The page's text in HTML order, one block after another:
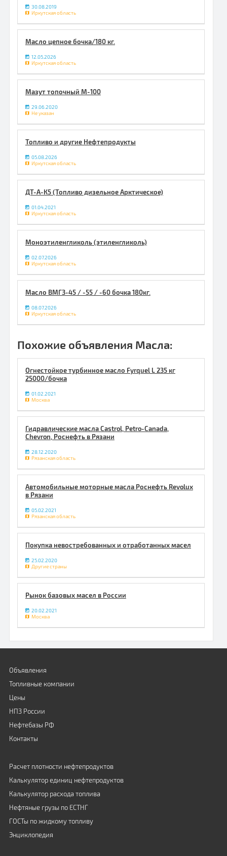
30.08.2019
Иркутская область
Масло цепное бочка/180 кг.
12.05.2026
Иркутская область
Мазут топочный М-100
29.06.2020
Не указан
Топливо и другие Нефтепродукты
05.08.2026
Иркутская область
ДТ-А-К5 (Топливо дизельное Арктическое)
01.04.2021
Иркутская область
Моноэтиленгликоль (этиленгликоль)
02.07.2026
Иркутская область
Масло ВМГЗ-45 / -55 / -60 бочка 180кг.
08.07.2026
Иркутская область
Похожие объявления Масла:
Огнестойкое турбинное масло Fyrquel L 235 кг
25000/бочка
01.02.2021
Москва
Гидравлические масла Castrol, Petro-Canada,
Chevron, Роснефть в Рязани
28.12.2020
Рязанская область
Автомобильные моторные масла Роснефть Revolux
в Рязани
05.02.2021
Рязанская область
Покупка невостребованных и отработанных масел
25.02.2020
Другие страны
Рынок базовых масел в России
20.02.2021
Москва
Объявления
Топливные компании
Цены
НПЗ России
Нефтебазы РФ
Контакты
Расчет плотности нефтепродуктов
Калькулятор единиц нефтепродуктов
Калькулятор расхода топлива
Нефтяные грузы по ЕСТНГ
ГОСТы по жидкому топливу
Энциклопедия